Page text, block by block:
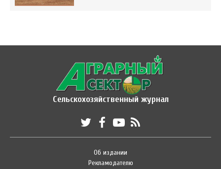
Сельскохозяйственный журнал
Об издании
Рекламодателю